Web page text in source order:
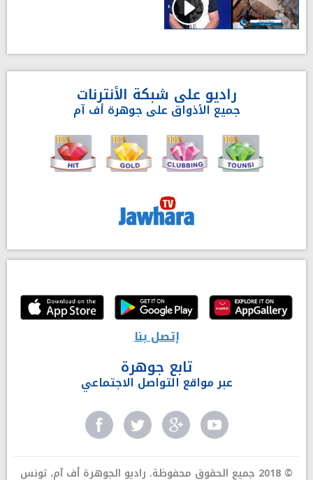
راديو على شبكة الأنترنات
جميع الأذواق على جوهرة أف آم
إتصل بنا
تابع جوهرة
عبر مواقع التواصل الاجتماعي
© 2018 جميع الحقوق محفوظة. راديو الجوهرة أف آم، تونس